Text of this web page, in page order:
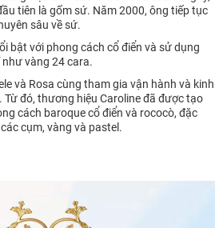
tiên là gốm sứ. Năm 2000, ông tiếp tục
sâu về sứ.
bật với phong cách cổ điển và sử dụng
vàng 24 cara.
và Rosa cùng tham gia vận hành và kinh
Từ đó, thương hiệu Caroline đã được tạo
cách baroque cổ điển và rococò, đặc
cụm, vàng và pastel.